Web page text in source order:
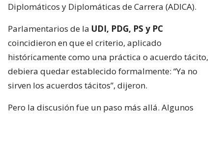
Diplomáticos y Diplomáticas de Carrera (ADICA).
Parlamentarios de la UDI, PDG, PS y PC
coincidieron en que el criterio, aplicado
históricamente como una práctica o acuerdo tácito,
debiera quedar establecido formalmente: “Ya no
sirven los acuerdos tácitos”, dijeron.
Pero la discusión fue un paso más allá. Algunos